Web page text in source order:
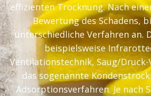
effizienten Trocknung. Nach
Bewertung des Schadens,
unterschiedliche Verfahren an.
beispielsweise
Ventilationstechnik, Saug/
das sogenannte
Adsorptionsverfahren. Je nach